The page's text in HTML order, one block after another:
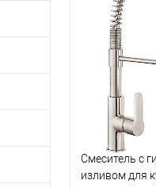
Смеситель с
изливом для